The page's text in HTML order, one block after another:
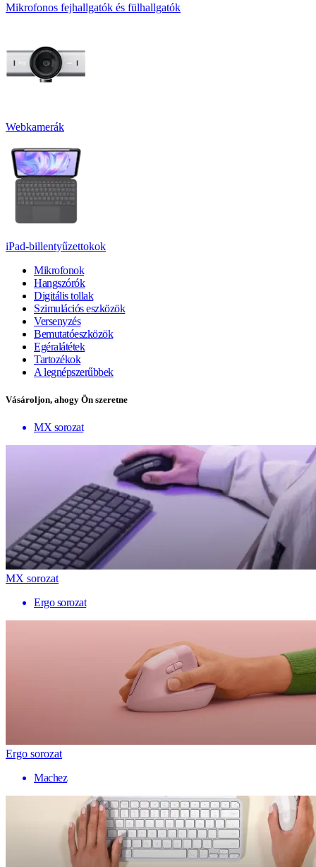
Mikrofonos fejhallgatók és fülhallgatók
Webkamerák
iPad-billentyűzettokok
Mikrofonok
Hangszórók
Digitális tollak
Szimulációs eszközök
Versenyzés
Bemutatóeszközök
Egéralátétek
Tartozékok
A legnépszerűbbek
Vásároljon, ahogy Ön szeretne
MX sorozat
MX sorozat
Ergo sorozat
Ergo sorozat
Machez